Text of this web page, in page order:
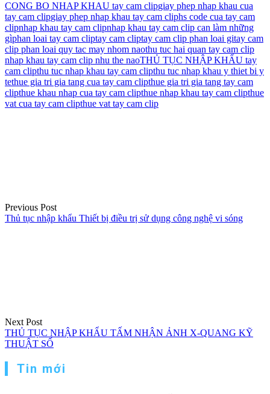
CONG BO NHAP KHAU tay cam clipgiay phep nhap khau cua
tay cam clipgiay phep nhap khau tay cam cliphs code cua tay cam
clipnhap khau tay cam clipnhap khau tay cam clip can làm những
gìphan loai tay cam cliptay cam cliptay cam clip phan loai gitay cam
clip phan loai quy tac may nhom naothu tuc hai quan tay cam clip
nhap khau tay cam clip nhu the naoTHỦ TỤC NHẬP KHẨU tay
cam clipthu tuc nhap khau tay cam clipthu tuc nhap khau y thiet bi y
tethue gia tri gia tang cua tay cam clipthue gia tri gia tang tay cam
clipthue khau nhap cua tay cam clipthue nhap khau tay cam clipthue
vat cua tay cam clipthue vat tay cam clip
Previous Post
Thủ tục nhập khẩu Thiết bị điều trị sử dụng công nghệ vi sóng
Next Post
THỦ TỤC NHẬP KHẨU TẤM NHẬN ẢNH X-QUANG KỸ
THUẬT SỐ
Tin mới